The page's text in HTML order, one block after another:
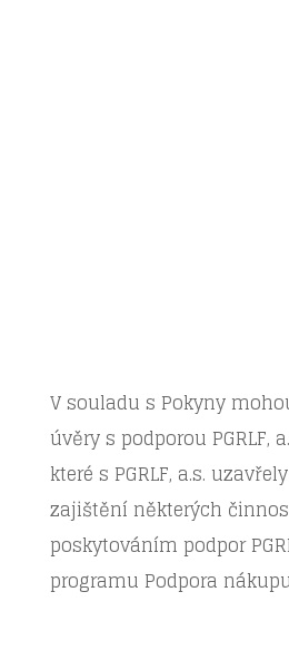
V souladu s Pokyny
úvěry s podporou PGRLF,
které s PGRLF, a.s.
zajištění některých
poskytováním podpor
programu Podpora